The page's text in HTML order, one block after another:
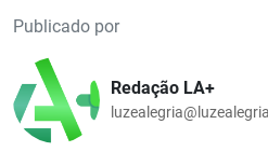
Publicado por
Redação LA+